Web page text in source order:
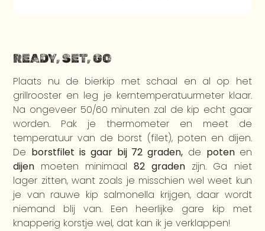
READY, SET, GO
Plaats nu de bierkip met schaal en al op het
grillrooster en leg je kerntemperatuurmeter klaar.
Na ongeveer 50/60 minuten zal de kip echt gaar
worden. Pak je thermometer en meet de
temperatuur van de borst (filet), poten en dijen.
De borstfilet is gaar bij 72 graden, de poten en
dijen moeten minimaal82 gradenzijn. Ga niet
lager zitten, want zoals je misschien wel weet kun
je van rauwe kip salmonella krijgen, daar wordt
niemand blij van. Een heerlijke gare kip met
knapperig korstje wel, dat kan ik je verklappen!